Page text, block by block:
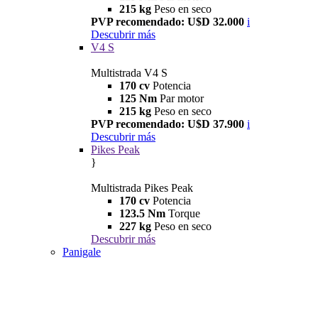
215 kg Peso en seco
PVP recomendado: U$D 32.000 i
Descubrir más
V4 S
Multistrada V4 S
170 cv Potencia
125 Nm Par motor
215 kg Peso en seco
PVP recomendado: U$D 37.900 i
Descubrir más
Pikes Peak
}
Multistrada Pikes Peak
170 cv Potencia
123.5 Nm Torque
227 kg Peso en seco
Descubrir más
Panigale